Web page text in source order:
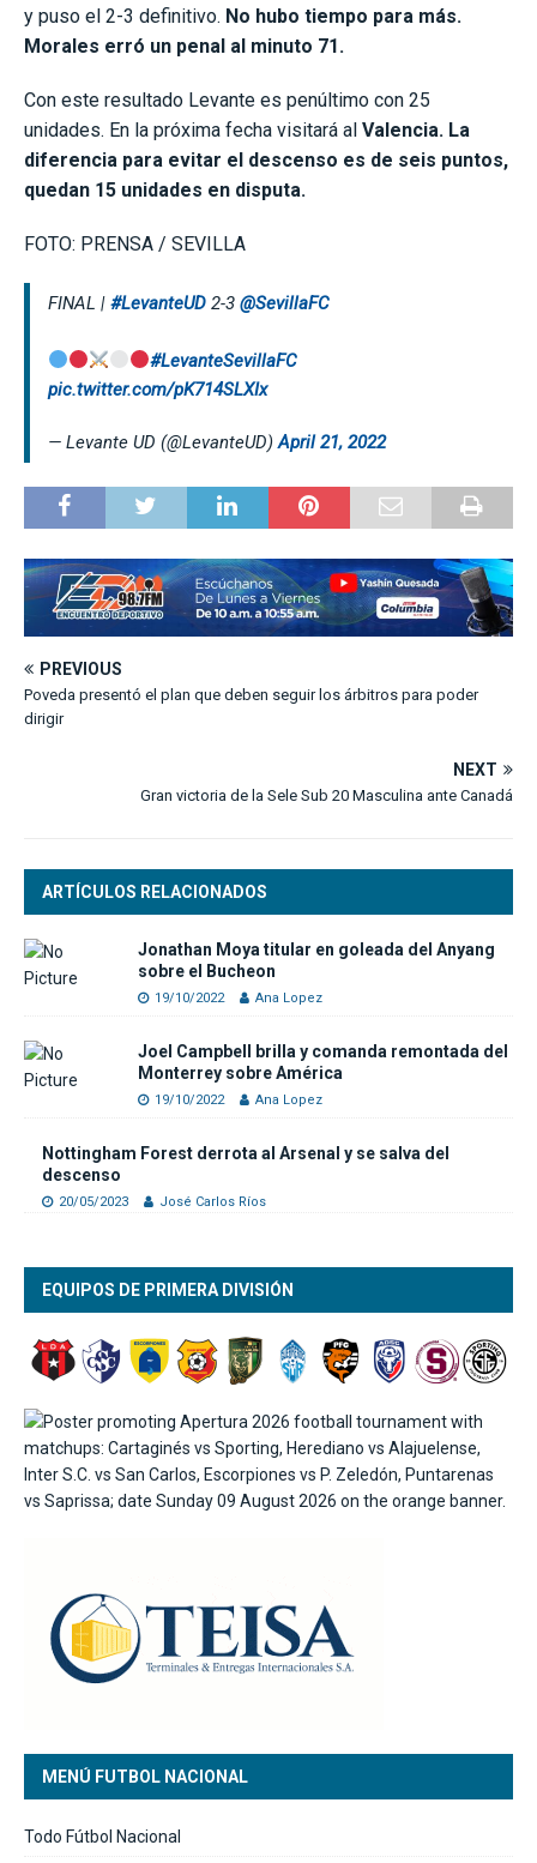
y puso el 2-3 definitivo. No hubo tiempo para más.
Morales erró un penal al minuto 71.
Con este resultado Levante es penúltimo con 25
unidades. En la próxima fecha visitará al Valencia. La
diferencia para evitar el descenso es de seis puntos,
quedan 15 unidades en disputa.
FOTO: PRENSA / SEVILLA
FINAL | #LevanteUD 2-3 @SevillaFC
#LevanteSevillaFC
pic.twitter.com/pK714SLXIx
— Levante UD (@LevanteUD)April 21, 2022
PREVIOUS
Poveda presentó el plan que deben seguir los árbitros para poder
dirigir
NEXT
Gran victoria de la Sele Sub 20 Masculina ante Canadá
ARTÍCULOS RELACIONADOS
Jonathan Moya titular en goleada del Anyang
sobre el Bucheon
19/10/2022 Ana Lopez
Joel Campbell brilla y comanda remontada del
Monterrey sobre América
19/10/2022 Ana Lopez
Nottingham Forest derrota al Arsenal y se salva del
descenso
20/05/2023 José Carlos Ríos
EQUIPOS DE PRIMERA DIVISIÓN
MENÚ FUTBOL NACIONAL
Todo Fútbol Nacional